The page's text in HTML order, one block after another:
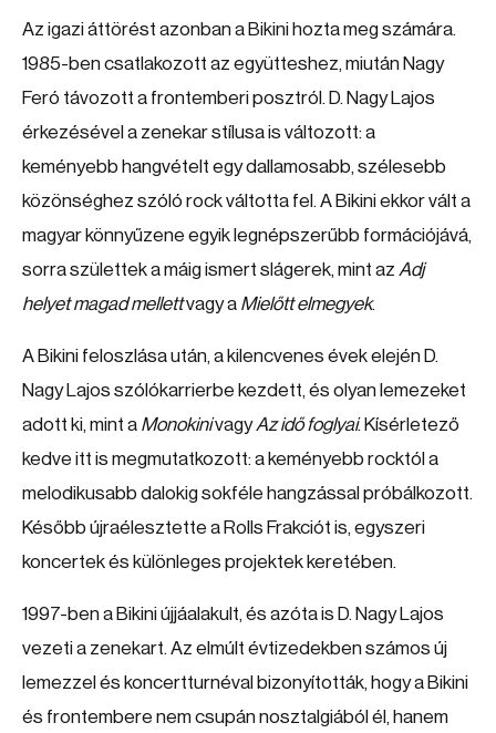
Az igazi áttörést azonban a Bikini hozta meg számára.
1985-ben csatlakozott az együtteshez, miután Nagy
Feró távozott a frontemberi posztról. D. Nagy Lajos
érkezésével a zenekar stílusa is változott: a
keményebb hangvételt egy dallamosabb, szélesebb
közönséghez szóló rock váltotta fel. A Bikini ekkor vált a
magyar könnyűzene egyik legnépszerűbb formációjává,
sorra születtek a máig ismert slágerek, mint az Adj
helyet magad mellettvagy a Mielőtt elmegyek.
A Bikini feloszlása után, a kilencvenes évek elején D.
Nagy Lajos szólókarrierbe kezdett, és olyan lemezeket
adott ki, mint a MonokinivagyAz idő foglyai. Kísérletező
kedve itt is megmutatkozott: a keményebb rocktól a
melodikusabb dalokig sokféle hangzással próbálkozott.
Később újraélesztette a Rolls Frakciót is, egyszeri
koncertek és különleges projektek keretében.
1997-ben a Bikini újjáalakult, és azóta is D. Nagy Lajos
vezeti a zenekart. Az elmúlt évtizedekben számos új
lemezzel és koncertturnéval bizonyították, hogy a Bikini
és frontembere nem csupán nosztalgiából él, hanem